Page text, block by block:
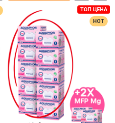
HOT
ТОП ЦЕНА